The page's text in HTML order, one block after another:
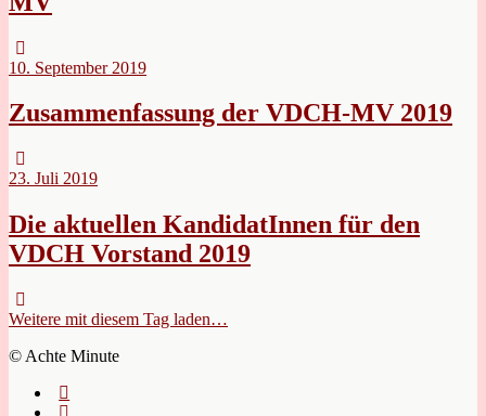
10. September 2019
Zusammenfassung der VDCH-MV 2019
23. Juli 2019
Die aktuellen KandidatInnen für den
VDCH Vorstand 2019
Weitere mit diesem Tag laden…
© Achte Minute